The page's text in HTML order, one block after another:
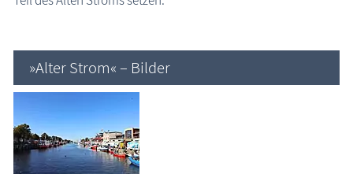
»Alter Strom« – Bilder